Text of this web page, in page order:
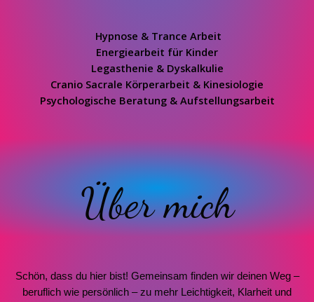
Hypnose & Trance Arbeit
Energiearbeit für Kinder
Legasthenie & Dyskalkulie
Cranio Sacrale Körperarbeit & Kinesiologie
Psychologische Beratung & Aufstellungsarbeit
Über mich
Schön, dass du hier bist! Gemeinsam finden wir deinen Weg –
beruflich wie persönlich – zu mehr Leichtigkeit, Klarheit und